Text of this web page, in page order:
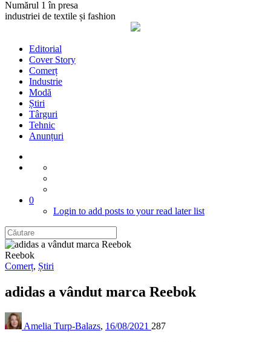
Numărul 1 în presa
industriei de textile și fashion
Editorial
Cover Story
Comerț
Industrie
Modă
Știri
Târguri
Tehnic
Anunțuri
0
Login to add posts to your read later list
Reebok
Comerț, Știri
adidas a vândut marca Reebok
Amelia Turp-Balazs, 16/08/2021 287